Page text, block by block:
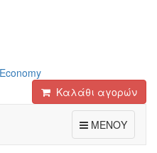
Καλάθι αγορών
ΜΕΝΟΥ